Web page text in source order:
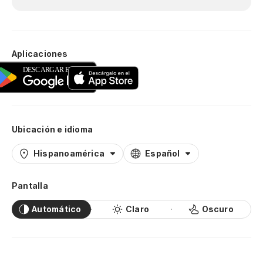
Aplicaciones
Ubicación e idioma
Hispanoamérica Español
Pantalla
Automático Claro Oscuro